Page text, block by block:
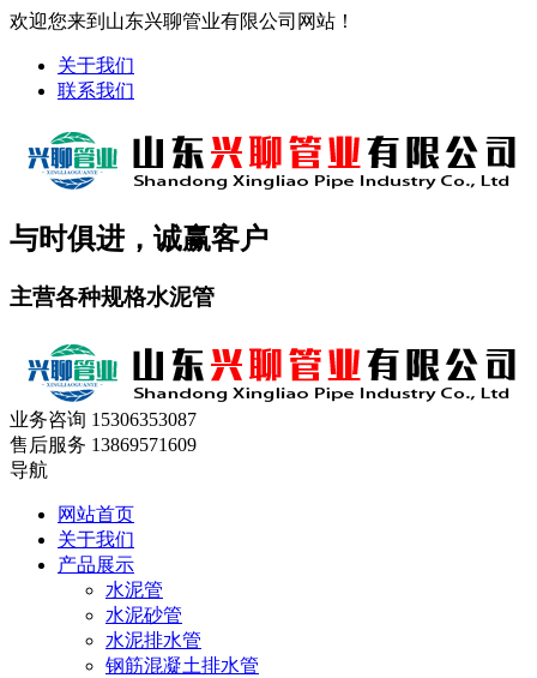
欢迎您来到山东兴聊管业有限公司网站！
关于我们
联系我们
与时俱进，诚赢客户
主营各种规格水泥管
业务咨询 15306353087
售后服务 13869571609
导航
网站首页
关于我们
产品展示
水泥管
水泥砂管
水泥排水管
钢筋混凝土排水管